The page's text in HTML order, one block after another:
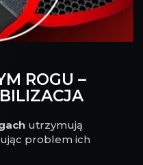
ROGU –
utrzymują
problem ich